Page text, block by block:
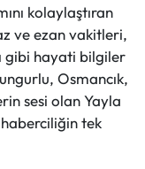
kolaylaştıran
ve ezan vakitleri,
gibi hayati bilgiler
Osmancık,
sesi olan Yayla
tek